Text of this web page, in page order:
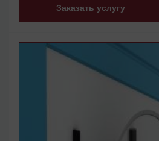
Заказать услугу